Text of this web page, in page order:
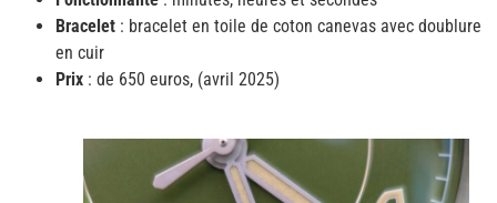
Bracelet : bracelet en toile de coton canevas avec doublure
en cuir
Prix : de 650 euros, (avril 2025)